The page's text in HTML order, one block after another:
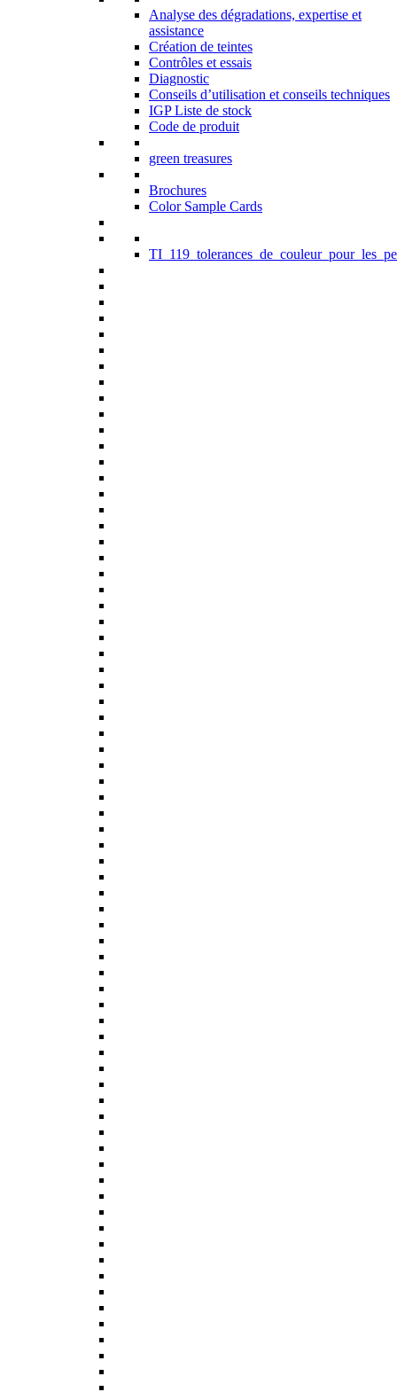
Analyse des dégradations, expertise et
assistance
Création de teintes
Contrôles et essais
Diagnostic
Conseils d’utilisation et conseils techniques
IGP Liste de stock
Code de produit
green treasures
Brochures
Color Sample Cards